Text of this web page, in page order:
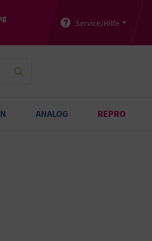
Service/Hilfe
ANALOG REPRO